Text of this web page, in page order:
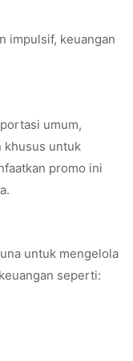
impulsif, keuangan
umum,
khusus untuk
promo ini
untuk mengelola
seperti: